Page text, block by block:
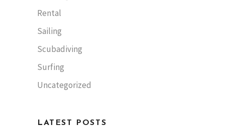
Rental
Sailing
Scubadiving
Surfing
Uncategorized
LATEST POSTS